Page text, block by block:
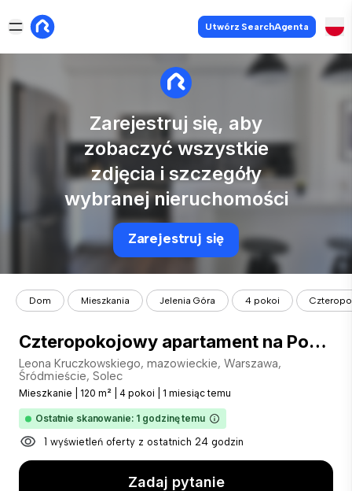
Utwórz SearchAgenta
Zarejestruj się, aby
zobaczyć wszystkie
zdjęcia i szczegóły
wybranej nieruchomości
Zarejestruj się
Dom Mieszkania Jelenia Góra 4 pokoi
Czteropokojowy apartament na Powiślu! PATRIA
Leona Kruczkowskiego, mazowieckie, Warszawa,
Śródmieście, Solec
Mieszkanie 120 m² 4 pokoi 1 miesiąc temu
Ostatnie skanowanie: 1 godzinę temu
1 wyświetleń oferty z ostatnich 24 godzin
Zadaj pytanie